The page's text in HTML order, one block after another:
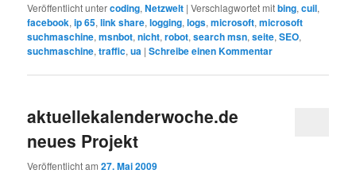
Veröffentlicht untercoding,Netzwelt |Verschlagwortet mitbing,cuil,
facebook,ip 65,link share,logging,logs,microsoft,microsoft
suchmaschine,msnbot,nicht,robot,search msn,seite,SEO,
suchmaschine,traffic,ua |Schreibe einen Kommentar
aktuellekalenderwoche.de
neues Projekt
Veröffentlicht am27. Mai 2009